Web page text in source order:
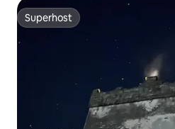
Superhost
Superhost